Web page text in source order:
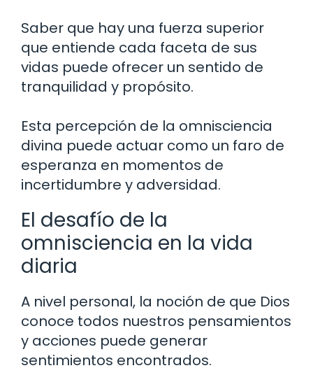
Saber que hay una fuerza superior
que entiende cada faceta de sus
vidas puede ofrecer un sentido de
tranquilidad y propósito.
Esta percepción de la omnisciencia
divina puede actuar como un faro de
esperanza en momentos de
incertidumbre y adversidad.
El desafío de la
omnisciencia en la vida
diaria
A nivel personal, la noción de que Dios
conoce todos nuestros pensamientos
y acciones puede generar
sentimientos encontrados.